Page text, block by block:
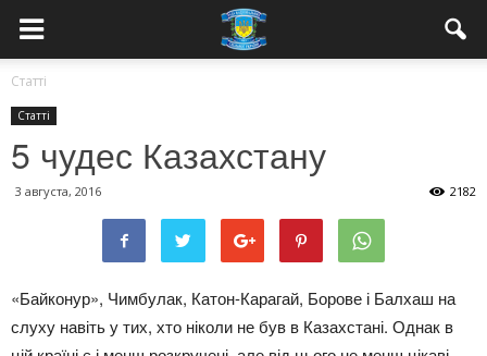
Статті
Статті
5 чудес Казахстану
3 августа, 2016 2182
«Байконур», Чимбулак, Катон-Карагай, Борове і Балхаш на
слуху навіть у тих, хто ніколи не був в Казахстані. Однак в